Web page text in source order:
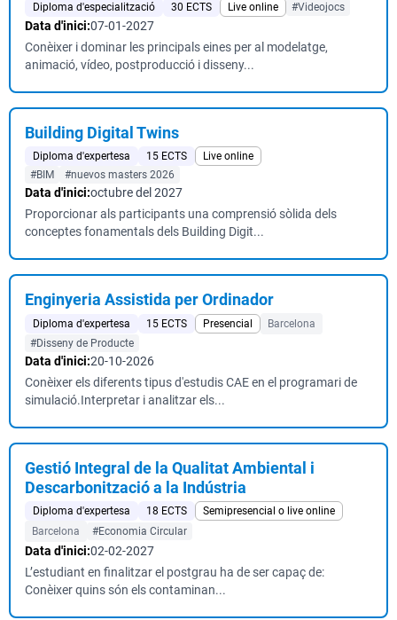
Diploma d'especialització 30 ECTS Live online #Videojocs
Data d'inici:07-01-2027
Conèixer i dominar les principals eines per al modelatge,
animació, vídeo, postproducció i disseny...
Building Digital Twins
Diploma d'expertesa 15 ECTS
Live online
#BIM
#nuevos masters 2026
Data d'inici:octubre del 2027
Proporcionar als participants una comprensió sòlida dels
conceptes fonamentals dels Building Digit...
Enginyeria Assistida per Ordinador
Diploma d'expertesa 15 ECTS Presencial
Barcelona
#Disseny de Producte
Data d'inici:20-10-2026
Conèixer els diferents tipus d'estudis CAE en el programari de
simulació.Interpretar i analitzar els...
Gestió Integral de la Qualitat Ambiental i
Descarbonització a la Indústria
Diploma d'expertesa 18 ECTS
Semipresencial o live online
Barcelona
#Economia Circular
Data d'inici:02-02-2027
L’estudiant en finalitzar el postgrau ha de ser capaç de:
Conèixer quins són els contaminan...